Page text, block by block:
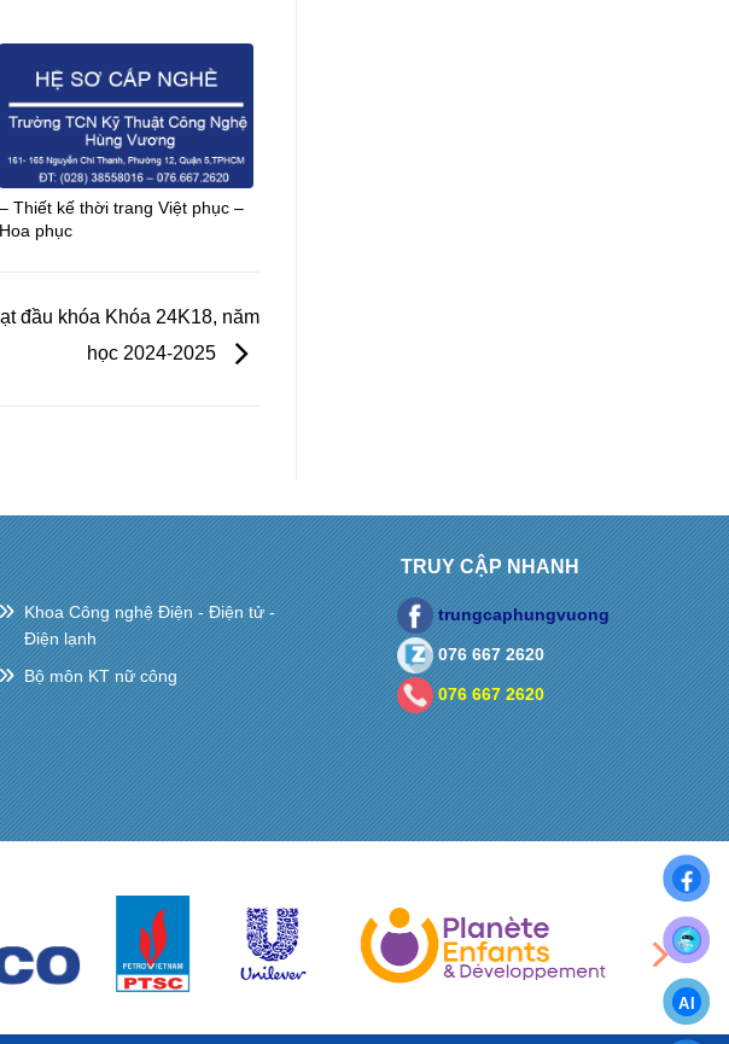
– Thiết kế thời trang Việt phục –
Hoa phục
đầu khóa Khóa 24K18, năm
học 2024-2025
Khoa Công nghệ Điện - Điện tử -
Điện lạnh
Bộ môn KT nữ công
TRUY CẬP NHANH
trungcaphungvuong
076 667 2620
076 667 2620